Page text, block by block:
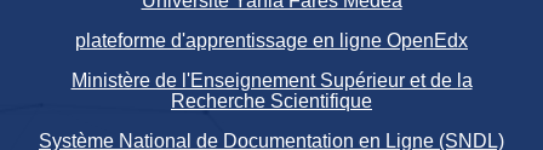
plateforme d'apprentissage en ligne OpenEdx
Ministère de l'Enseignement Supérieur et de la
Recherche Scientifique
Système National de Documentation en Ligne (SNDL)